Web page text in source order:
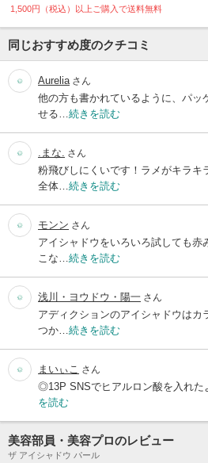
1,500円（税込）以上ご購入で送料無料
同じおすすめ度のクチコミ
Aurelia さん
他の方も書かれているように、パッ
せる… 続きを読む
.まな. さん
粉飛びしにくいです！ラメがキラキ
全体… 続きを読む
モンン さん
アイシャドウをいろいろ試しても赤
こな… 続きを読む
浅川・ヨウドウ・陽一 さん
アディクションのアイシャドウはカ
つか… 続きを読む
まいぃこ さん
◎13P SNSでヒアルロン酸を入れた
を読む
美容部員・美容プロのレビュー
ザ アイシャドウ パール